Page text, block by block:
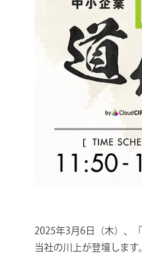
2025年3月6日（木）、
当社の川上が登壇します